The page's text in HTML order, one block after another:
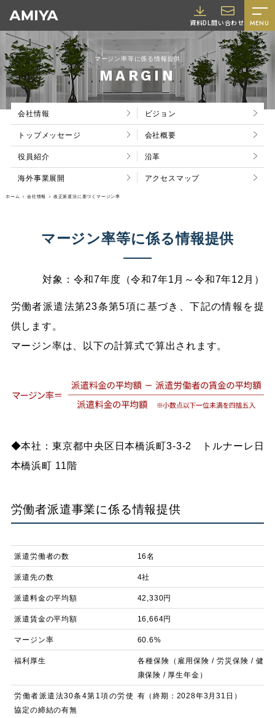
A
I
Y
A
資料DL問い合わせ MENU
マージン率等に係る情報提供
MARGIN
会社情報 ビジョン
トップメッセージ 会社概要
役員紹介 沿革
海外事業展開 アクセスマップ
ホーム 会社情報 改正派遣法に基づくマージン率
マージン率等に係る情報提供
対象：令和7年度（令和7年1月～令和7年12月）
労働者派遣法第23条第5項に基づき、下記の情報を提
供します。
マージン率は、以下の計算式で算出されます。
◆本社：東京都中央区日本橋浜町3-3-2 トルナーレ日
本橋浜町 11階
労働者派遣事業に係る情報提供
派遣労働者の数 16名
派遣先の数 4社
派遣料金の平均額 42,330円
派遣賃金の平均額 16,664円
マージン率 60.6%
福利厚生
各種保険（雇用保険 / 労災保険 / 健
康保険 / 厚生年金）
労働者派遣法30条4第1項の労使
協定の締結の有無
有（終期：2028年3月31日）